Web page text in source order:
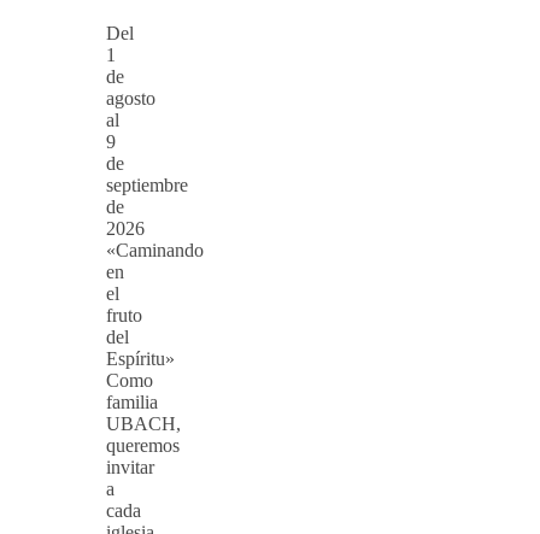
Del
1
de
agosto
al
9
de
septiembre
de
2026
«Caminando
en
el
fruto
del
Espíritu»
Como
familia
UBACH,
queremos
invitar
a
cada